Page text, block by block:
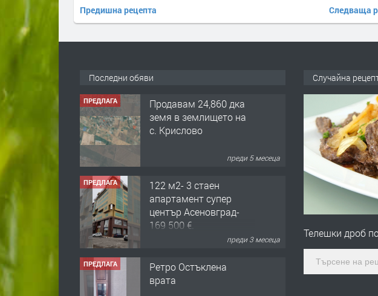
Предишна рецепта Следваща
Последни обяви
ПРЕДЛАГА
Продавам 24,860 дка
земя в землището на
с. Крислово
преди 5 месеца
ПРЕДЛАГА
122 м2- 3 стаен
апартамент супер
център Асеновград-
169 500 €.
преди 3 месеца
ПРЕДЛАГА
Ретро Остъклена
врата
Случайна
Телешки дроб